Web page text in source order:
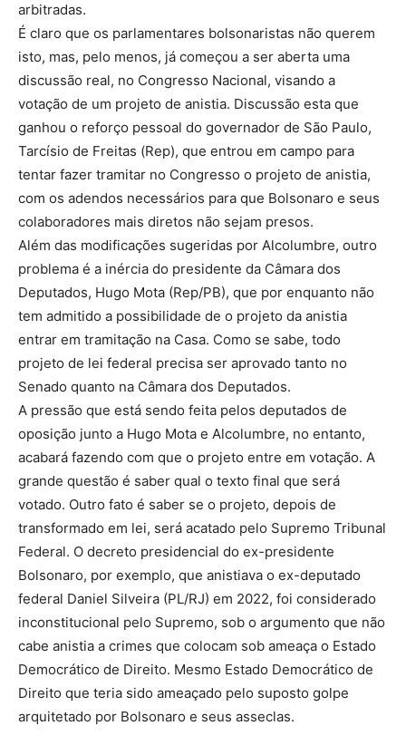
arbitradas.
É claro que os parlamentares bolsonaristas não querem
isto, mas, pelo menos, já começou a ser aberta uma
discussão real, no Congresso Nacional, visando a
votação de um projeto de anistia. Discussão esta que
ganhou o reforço pessoal do governador de São Paulo,
Tarcísio de Freitas (Rep), que entrou em campo para
tentar fazer tramitar no Congresso o projeto de anistia,
com os adendos necessários para que Bolsonaro e seus
colaboradores mais diretos não sejam presos.
Além das modificações sugeridas por Alcolumbre, outro
problema é a inércia do presidente da Câmara dos
Deputados, Hugo Mota (Rep/PB), que por enquanto não
tem admitido a possibilidade de o projeto da anistia
entrar em tramitação na Casa. Como se sabe, todo
projeto de lei federal precisa ser aprovado tanto no
Senado quanto na Câmara dos Deputados.
A pressão que está sendo feita pelos deputados de
oposição junto a Hugo Mota e Alcolumbre, no entanto,
acabará fazendo com que o projeto entre em votação. A
grande questão é saber qual o texto final que será
votado. Outro fato é saber se o projeto, depois de
transformado em lei, será acatado pelo Supremo Tribunal
Federal. O decreto presidencial do ex-presidente
Bolsonaro, por exemplo, que anistiava o ex-deputado
federal Daniel Silveira (PL/RJ) em 2022, foi considerado
inconstitucional pelo Supremo, sob o argumento que não
cabe anistia a crimes que colocam sob ameaça o Estado
Democrático de Direito. Mesmo Estado Democrático de
Direito que teria sido ameaçado pelo suposto golpe
arquitetado por Bolsonaro e seus asseclas.